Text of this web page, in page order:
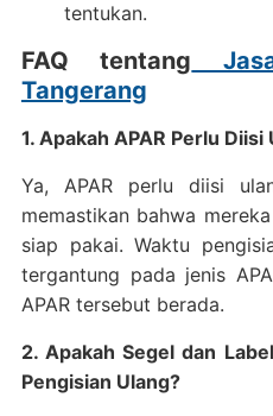
tentukan.
FAQ tentang
Tangerang
1. Apakah APAR Perlu
Ya, APAR perlu diisi
memastikan bahwa
siap pakai. Waktu
tergantung pada jenis
APAR tersebut berada.
2. Apakah Segel dan
Pengisian Ulang?